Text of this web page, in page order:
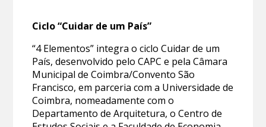
Ciclo “Cuidar de um País”
“4 Elementos” integra o ciclo Cuidar de um
País, desenvolvido pelo CAPC e pela Câmara
Municipal de Coimbra/Convento São
Francisco, em parceria com a Universidade de
Coimbra, nomeadamente com o
Departamento de Arquitetura, o Centro de